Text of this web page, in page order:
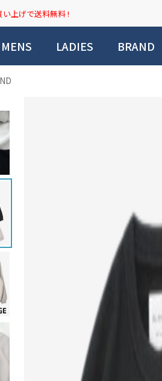
上げで送料無料 !
MENS LADIES BRAND